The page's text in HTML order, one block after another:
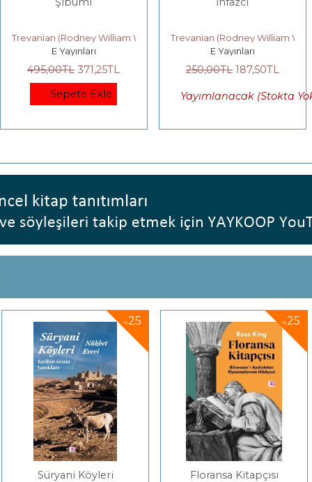
William Whitaker)
,25TL
Trevanian (Rodney William Whitaker)
250 ,50TL
Yayımlanacak (Stokta Yok)
Trevanian
300
%25 %25
Floransa Kitapçısı Hu